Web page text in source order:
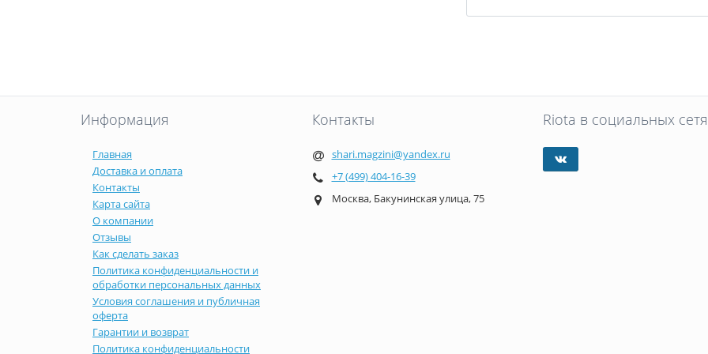
Информация
Главная
Доставка и оплата
Контакты
Карта сайта
О компании
Отзывы
Как сделать заказ
Политика конфиденциальности и
обработки персональных данных
Условия соглашения и публичная
оферта
Гарантии и возврат
Политика конфиденциальности
Контакты
shari.magzini@yandex.ru
+7 (499) 404-16-39
Москва, Бакунинская улица, 75
Riota в социальных